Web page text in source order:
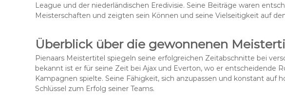
League und der niederländischen Eredivisie. Seine Beiträge waren
Meisterschaften und zeigten sein Können und seine Vielseitigkeit auf
Überblick über die gewonnenen
Pienaars Meistertitel spiegeln seine erfolgreichen Zeitabschnitte bei
bekannt ist er für seine Zeit bei Ajax und Everton, wo er entscheidende
Kampagnen spielte. Seine Fähigkeit, sich anzupassen und konstant auf
Schlüssel zum Erfolg seiner Teams.